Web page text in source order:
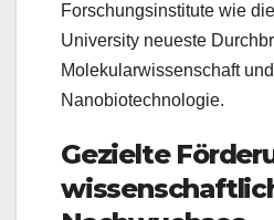
Forschungsinstitute wie
University neueste
Molekularwissenschaft und
Nanobiotechnologie.
Gezielte